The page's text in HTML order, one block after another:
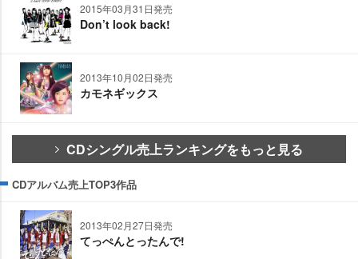
2015年03月31日発売
Don’t look back!
2013年10月02日発売
カモネギックス
CDシングル売上ランキングをもっと見る
CDアルバム売上TOP3作品
2013年02月27日発売
てっぺんとったんで!